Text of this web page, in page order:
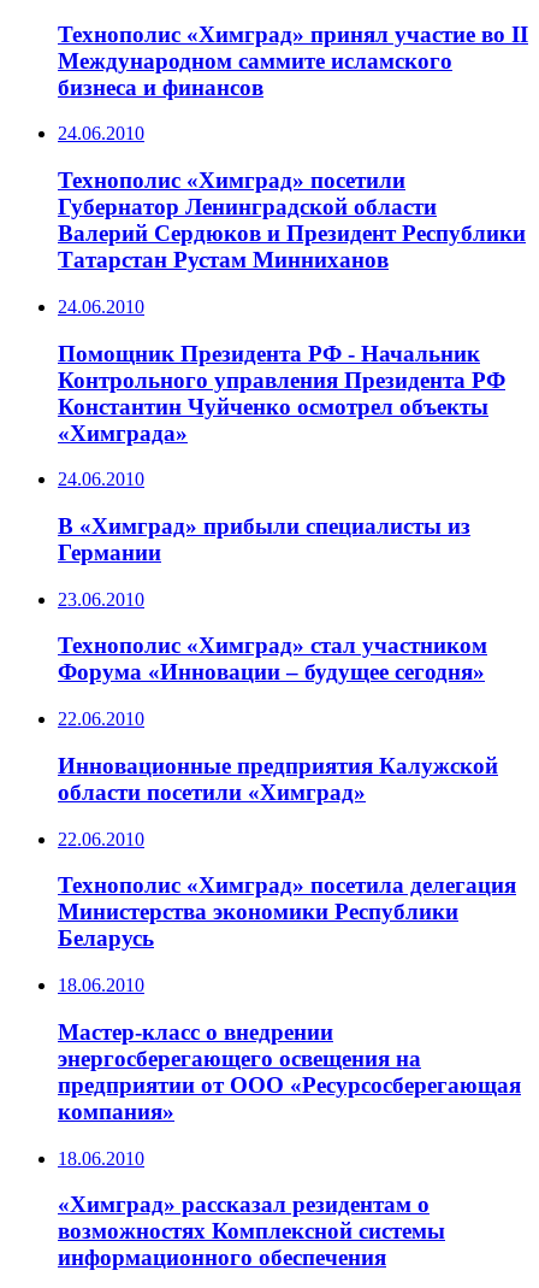
Технополис «Химград» принял участие во II
Международном саммите исламского
бизнеса и финансов
24.06.2010
Технополис «Химград» посетили
Губернатор Ленинградской области
Валерий Сердюков и Президент Республики
Татарстан Рустам Минниханов
24.06.2010
Помощник Президента РФ - Начальник
Контрольного управления Президента РФ
Константин Чуйченко осмотрел объекты
«Химграда»
24.06.2010
В «Химград» прибыли специалисты из
Германии
23.06.2010
Технополис «Химград» стал участником
Форума «Инновации – будущее сегодня»
22.06.2010
Инновационные предприятия Калужской
области посетили «Химград»
22.06.2010
Технополис «Химград» посетила делегация
Министерства экономики Республики
Беларусь
18.06.2010
Мастер-класс о внедрении
энергосберегающего освещения на
предприятии от ООО «Ресурсосберегающая
компания»
18.06.2010
«Химград» рассказал резидентам о
возможностях Комплексной системы
информационного обеспечения